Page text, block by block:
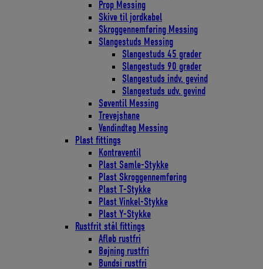
Prop Messing
Skive til jordkabel
Skroggennemføring Messing
Slangestuds Messing
Slangestuds 45 grader
Slangestuds 90 grader
Slangestuds indv. gevind
Slangestuds udv. gevind
Søventil Messing
Trevejshane
Vandindtag Messing
Plast fittings
Kontraventil
Plast Samle-Stykke
Plast Skroggennemføring
Plast T-Stykke
Plast Vinkel-Stykke
Plast Y-Stykke
Rustfrit stål fittings
Afløb rustfri
Bøjning rustfri
Bundsi rustfri